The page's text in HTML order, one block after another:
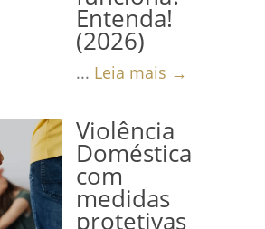
Entenda!
(2026)
... Leia mais →
Violência
Doméstica
com
medidas
protetivas